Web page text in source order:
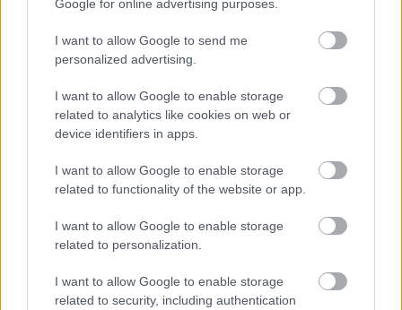
Google for online advertising purposes.
I want to allow Google to send me
personalized advertising.
I want to allow Google to enable storage
related to analytics like cookies on web or
device identifiers in apps.
I want to allow Google to enable storage
related to functionality of the website or app.
I want to allow Google to enable storage
related to personalization.
I want to allow Google to enable storage
related to security, including authentication
μνήμης
Miranda Kerr: Η περίεργη διατροφή
που ακολουθεί το supermodel για να
ελάφι και βίσονα για ...